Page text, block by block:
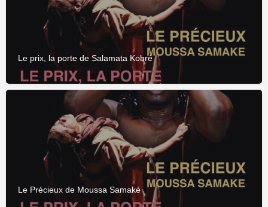
Le prix, la porte de Salamata Kobré
Le Précieux de Moussa Samaké